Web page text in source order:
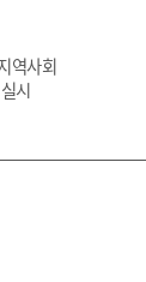
역사회
시